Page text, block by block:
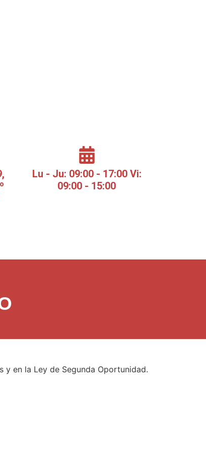
Lu - Ju: 09:00 - 17:00 Vi:
09:00 - 15:00
y en la Ley de Segunda Oportunidad.